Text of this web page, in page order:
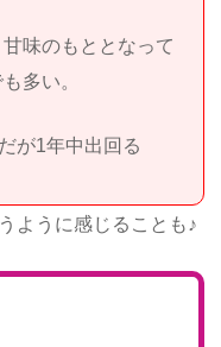
味のもととなって
多い。
が1年中出回る
ように感じることも♪